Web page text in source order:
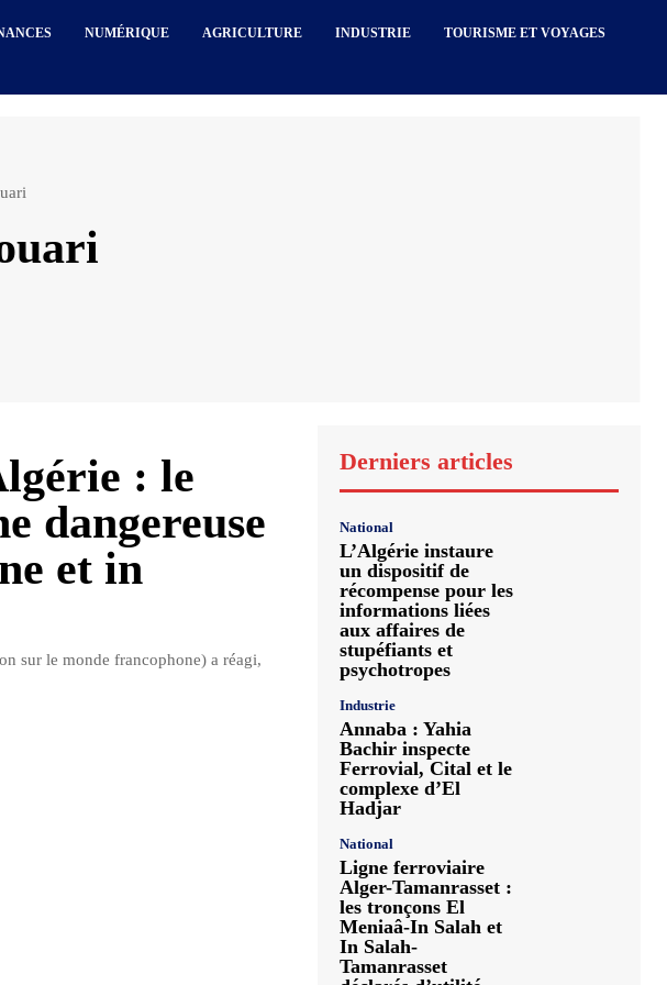
NUMÉRIQUE AGRICULTURE INDUSTRIE TOURISME ET VOYAGES
: le
dangereuse
et in
sur le monde francophone) a réagi,
Derniers articles
National
L’Algérie instaure
un dispositif de
récompense pour les
informations liées
aux affaires de
stupéfiants et
psychotropes
Industrie
Annaba : Yahia
Bachir inspecte
Ferrovial, Cital et le
complexe d’El
Hadjar
National
Ligne ferroviaire
Alger-Tamanrasset :
les tronçons El
Meniaâ-In Salah et
In Salah-
Tamanrasset